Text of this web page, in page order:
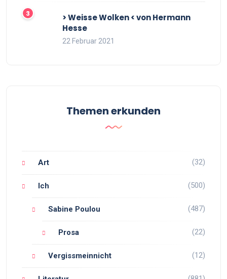
> Weisse Wolken < von Hermann
Hesse
22 Februar 2021
Themen erkunden
Art (32)
Ich (500)
Sabine Poulou (487)
Prosa (22)
Vergissmeinnicht (12)